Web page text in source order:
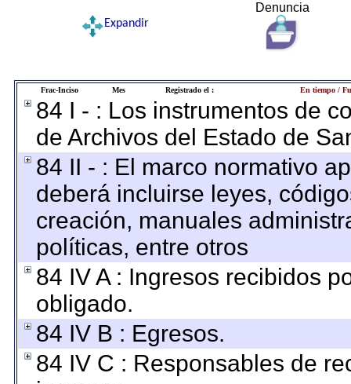
Denuncia
Expandir
Frac-Inciso Mes Registrado el : En tiempo /
84 I - : Los instrumentos de
de Archivos del Estado de
84 II - : El marco normativo
deberá incluirse leyes,
creación, manuales
políticas, entre otros
84 IV A : Ingresos recibidos
obligado.
84 IV B : Egresos.
84 IV C : Responsables de